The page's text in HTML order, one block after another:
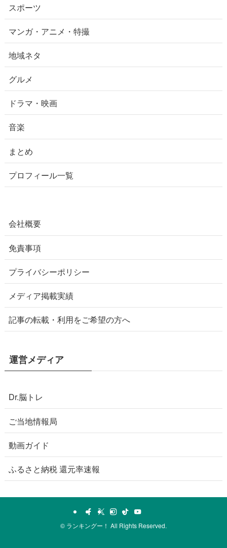
スポーツ
マンガ・アニメ・特撮
地域ネタ
グルメ
ドラマ・映画
音楽
まとめ
プロフィール一覧
会社概要
免責事項
プライバシーポリシー
メディア掲載実績
記事の転載・利用をご希望の方へ
運営メディア
Dr.脳トレ
ご当地情報局
動画ガイド
ふるさと納税 還元率速報
© ランキングー！ All Rights Reserved.